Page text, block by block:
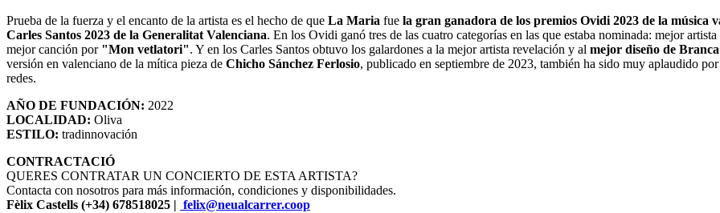
Prueba de la fuerza y el encanto de la artista es el hecho de que La Maria fue la gran ganadora de los premios Ovidi 2023 de la música
Carles Santos 2023 de la Generalitat Valenciana. En los Ovidi ganó tres de las cuatro categorías en las que estaba nominada: mejor
mejor canción por "Mon vetlatori". Y en los Carles Santos obtuvo los galardones a la mejor artista revelación y al mejor diseño de
versión en valenciano de la mítica pieza de Chicho Sánchez Ferlosio, publicado en septiembre de 2023, también ha sido muy aplaudido
redes.
AÑO DE FUNDACIÓN: 2022
LOCALIDAD: Oliva
ESTILO: tradinnovación
CONTRACTACIÓ
QUERES CONTRATAR UN CONCIERTO DE ESTA ARTISTA?
Contacta con nosotros para más información, condiciones y disponibilidades.
Fèlix Castells (+34) 678518025 | felix@neualcarrer.coop